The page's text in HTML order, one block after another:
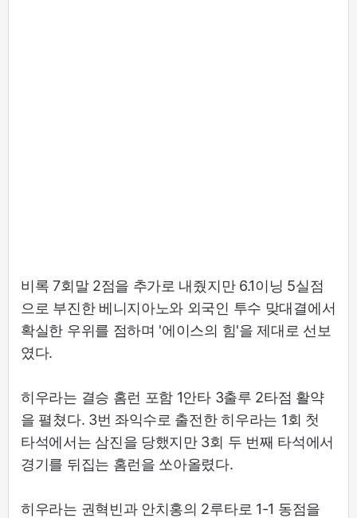
비록 7회말 2점을 추가로 내줬지만 6.1이닝 5실점
으로 부진한 베니지아노와 외국인 투수 맞대결에서
확실한 우위를 점하며 '에이스의 힘'을 제대로 선보
였다.
히우라는 결승 홈런 포함 1안타 3출루 2타점 활약
을 펼쳤다. 3번 좌익수로 출전한 히우라는 1회 첫
타석에서는 삼진을 당했지만 3회 두 번째 타석에서
경기를 뒤집는 홈런을 쏘아올렸다.
히우라는 권혁빈과 안치홍의 2루타로 1-1 동점을